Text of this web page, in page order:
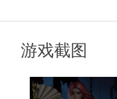
游戏截图